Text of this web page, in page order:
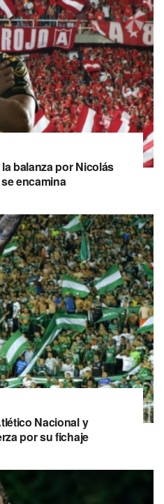
balanza por Nicolás
encamina
Nacional y
por su fichaje